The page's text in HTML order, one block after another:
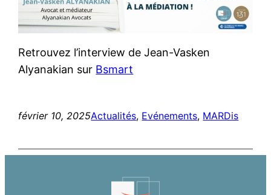
Retrouvez l’interview de Jean-Vasken
Alyanakian sur Bsmart
février 10, 2025Actualités, Evénements, MARDis